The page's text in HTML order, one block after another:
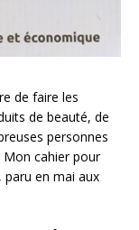
de faire les
de beauté, de
personnes
cahier pour
en mai aux